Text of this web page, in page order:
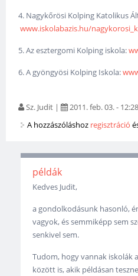
4. Nagykőrösi Kolping Katolikus
www.iskolabazis.hu/
5. Az esztergomi Kolping iskola:
6. A gyöngyösi Kolping Iskola:
Sz. Judit | 2011. feb. 03. - 12:28
A hozzászóláshoz regisztráció
példák
Kedves Judit,
a gondolkodásunk hasonló,
vagyok, és semmiképp sem
senkivel sem.
Tudom, hogy vannak iskolák
között is, akik példásan